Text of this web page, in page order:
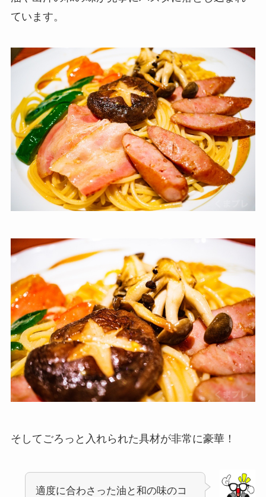
ています。
そしてごろっと入れられた具材が非常に豪華！
適度に合わさった油と和の味のコ